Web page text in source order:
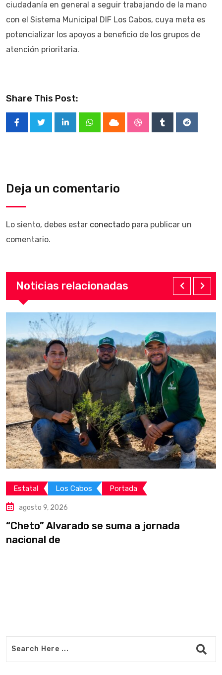
ciudadanía en general a seguir trabajando de la mano
con el Sistema Municipal DIF Los Cabos, cuya meta es
potencializar los apoyos a beneficio de los grupos de
atención prioritaria.
Share This Post:
LinkedInWhatsappCloud StumbleUpon
TumblrReddit
Deja un comentario
Lo siento, debes estar conectado para publicar un
comentario.
Noticias relacionadas
Estatal Los Cabos Portada
agosto 9, 2026
“Cheto” Alvarado se suma a jornada
nacional de